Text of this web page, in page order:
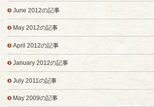
June 2012の記事
May 2012の記事
April 2012の記事
January 2012の記事
July 2011の記事
May 2009の記事